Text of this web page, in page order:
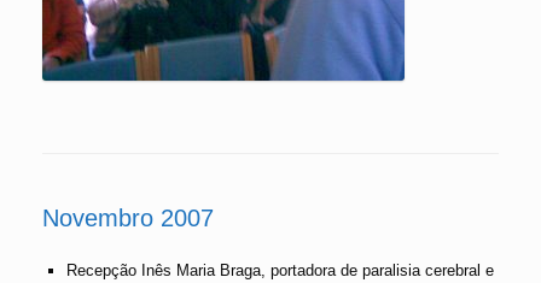
Novembro 2007
Recepção Inês Maria Braga, portadora de paralisia cerebral e